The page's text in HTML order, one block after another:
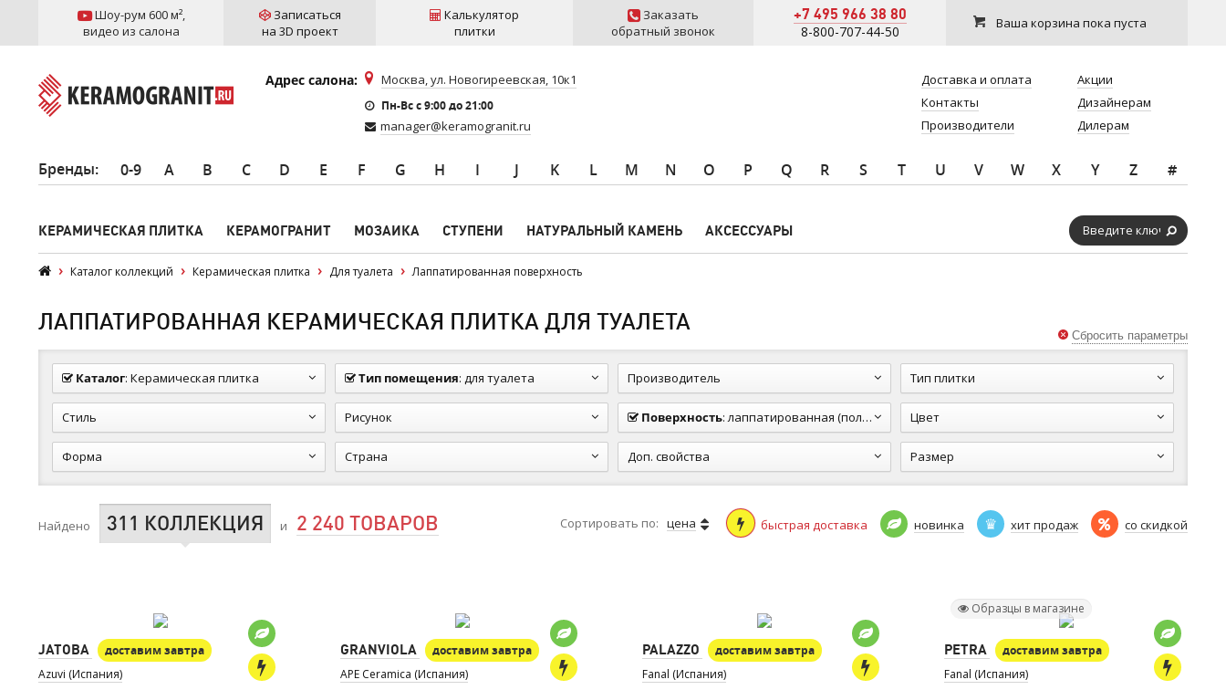
Шоу-рум 600 м²,
видео из салона
Записаться
на 3D проект
Калькулятор
плитки
Заказать
обратный звонок
+7 495 966 38 80
8-800-707-44-50 Ваша корзина пока пуста
Адрес салона: Москва, ул. Новогиреевская, 10к1
Пн-Вс c 9:00 до 21:00
manager@keramogranit.ru
Доставка и оплата
Контакты
Производители
Акции
Дизайнерам
Дилерам
Бренды: 0-9 A B C D E F G H I J K L M N O P Q R S T U V W X Y Z #
КЕРАМИЧЕСКАЯ ПЛИТКА КЕРАМОГРАНИТ МОЗАИКА СТУПЕНИ НАТУРАЛЬНЫЙ КАМЕНЬ АКСЕССУАРЫ
Каталог коллекций Керамическая плитка Для туалета Лаппатированная поверхность
ЛАППАТИРОВАННАЯ КЕРАМИЧЕСКАЯ ПЛИТКА ДЛЯ ТУАЛЕТА
Каталог: Керамическая плитка Тип помещения: для туалета Производитель Тип плитки
Стиль Рисунок Поверхность: лаппатированная (полуполир.) Цвет
Форма Страна Доп. свойства Размер
Сбросить параметры
Найдено 311 КОЛЛЕКЦИЯ и 2 240 ТОВАРОВ Сортировать по: цена быстрая доставка новинка хит продаж со скидкой
JATOBA
доставим завтра
Azuvi (Испания)
GRANVIOLA
доставим завтра
APE Ceramica (Испания)
PALAZZO
доставим завтра
Fanal (Испания)
Образцы в магазине
PETRA
доставим завтра
Fanal (Испания)